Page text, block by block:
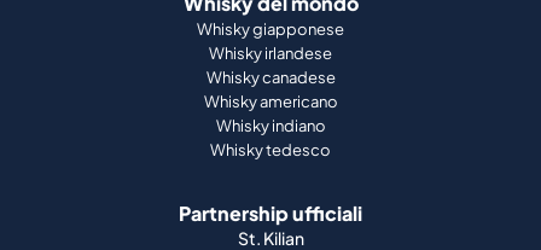
Whisky giapponese
Whisky irlandese
Whisky canadese
Whisky americano
Whisky indiano
Whisky tedesco
Partnership ufficiali
St. Kilian